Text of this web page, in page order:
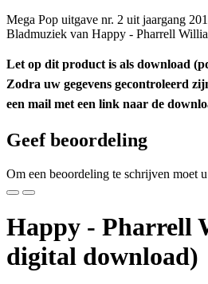
Mega Pop uitgave nr. 2 uit jaargang
Bladmuziek van Happy - Pharrell
Let op dit product is als download
Zodra uw gegevens gecontroleerd
een mail met een link naar de
Geef beoordeling
Om een beoordeling te schrijven moet u
Happy - Pharrell
digital download)